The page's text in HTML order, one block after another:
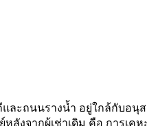
ละถนนรางน้ำ อยู่ใกล้กับอ
ลังจากผู้เช่าเดิม คือ การเ